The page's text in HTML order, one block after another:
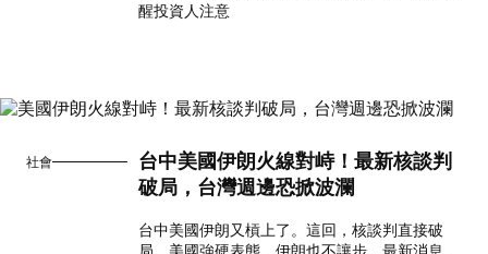
醒投資人注意
社會
台中美國伊朗火線對峙！最新核談判
破局，台灣週邊恐掀波瀾
台中美國伊朗又槓上了。這回，核談判直接破